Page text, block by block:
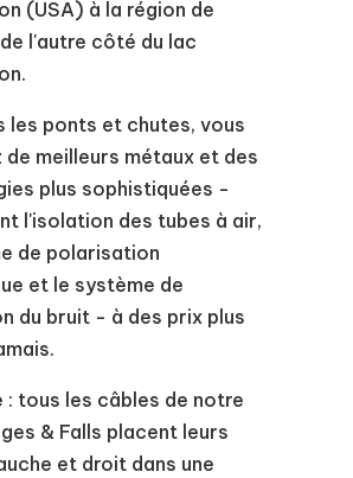
(USA) à la région de
l'autre côté du lac
les ponts et chutes, vous
meilleurs métaux et des
plus sophistiquées -
l'isolation des tubes à air,
de polarisation
et le système de
du bruit - à des prix plus
: tous les câbles de notre
& Falls placent leurs
et droit dans une